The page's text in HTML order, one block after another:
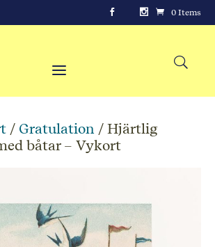
0 Items
/ Gratulation / Hjärtlig
båtar – Vykort